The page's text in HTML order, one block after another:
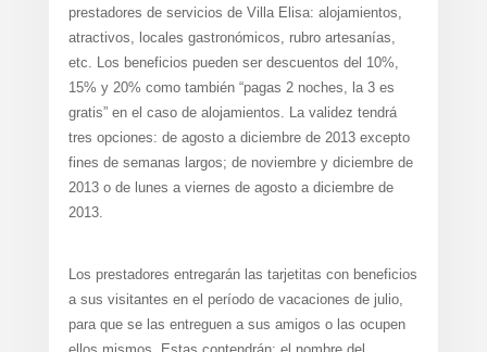
prestadores de servicios de Villa Elisa: alojamientos,
atractivos, locales gastronómicos, rubro artesanías,
etc. Los beneficios pueden ser descuentos del 10%,
15% y 20% como también “pagas 2 noches, la 3 es
gratis” en el caso de alojamientos. La validez tendrá
tres opciones: de agosto a diciembre de 2013 excepto
fines de semanas largos; de noviembre y diciembre de
2013 o de lunes a viernes de agosto a diciembre de
2013.
Los prestadores entregarán las tarjetitas con beneficios
a sus visitantes en el período de vacaciones de julio,
para que se las entreguen a sus amigos o las ocupen